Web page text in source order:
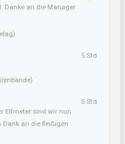
Danke an die Manager
5 Std
Elfmeter sind wir nun
Dank an die fleißigen
5 Std